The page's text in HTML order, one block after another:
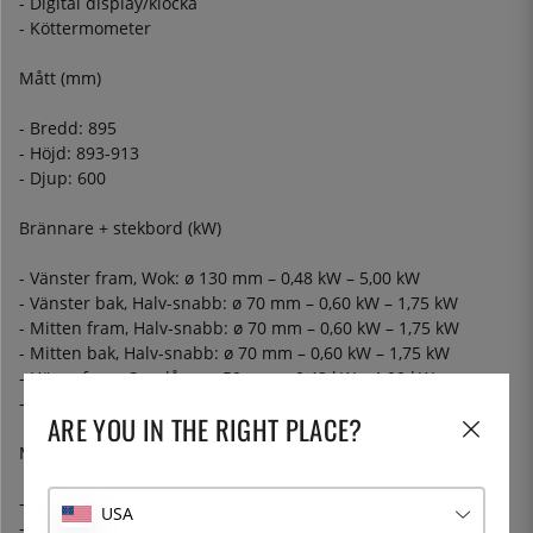
- Köttermometer
Mått (mm)
- Bredd: 895
- Höjd: 893-913
- Djup: 600
Brännare + stekbord (kW)
- Vänster fram, Wok: ø 130 mm – 0,48 kW – 5,00 kW
- Vänster bak, Halv-snabb: ø 70 mm – 0,60 kW – 1,75 kW
- Mitten fram, Halv-snabb: ø 70 mm – 0,60 kW – 1,75 kW
- Mitten bak, Halv-snabb: ø 70 mm – 0,60 kW – 1,75 kW
- Höger fram, Sparlåga: ø 50 mm – 0,48 kW – 1,00 kW
- Höger bak, Snabb: ø 95 mm – 1,05 kW – 3,00 kW
Medföljande tillbehör
- 2 st galler
- 1 st teleskopskena + tillhörande handtag
ARE YOU IN THE RIGHT PLACE?
USA